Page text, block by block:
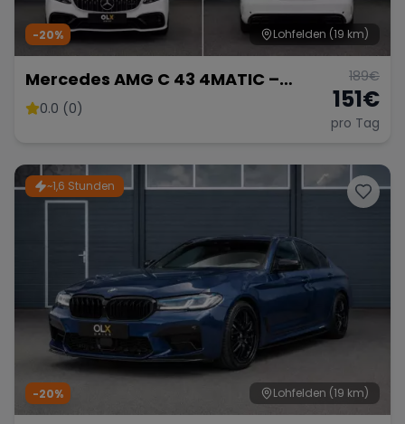
Lohfelden (19 km)
-20%
Mercedes AMG C 43 4MATIC –
Sportliche Limousine
0.0 (0)
189€
151€
pro Tag
~1,6 Stunden
Lohfelden (19 km)
-20%